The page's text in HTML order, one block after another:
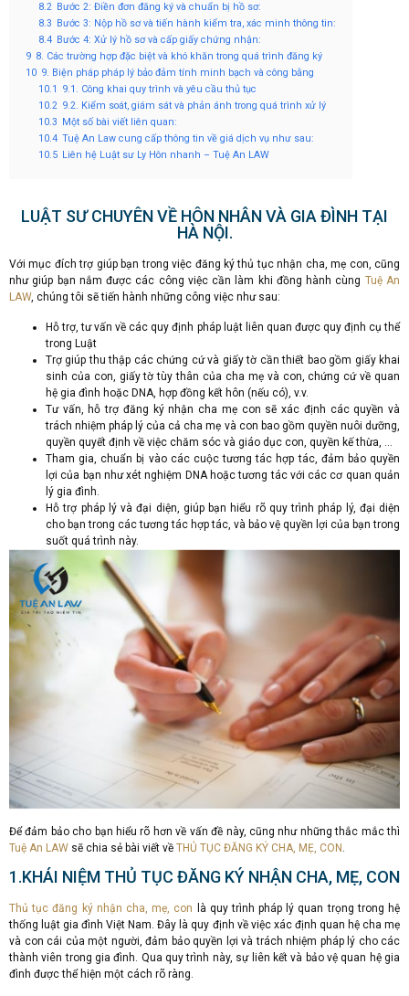
8.2 Bước 2: Điền đơn đăng ký và chuẩn bị hồ sơ:
8.3
Bước 3: Nộp hồ sơ và tiến hành kiểm tra, xác minh thông tin:
8.4 Bước 4: Xử lý hồ sơ và cấp giấy chứng nhận:
9 8. Các trường hợp đặc biệt và khó khăn trong quá trình đăng ký
10 9. Biện pháp pháp lý bảo đảm tính minh bạch và công bằng
10.1
9.1. Công khai quy trình và yêu cầu thủ tục
10.2 9.2. Kiểm soát, giám sát và phản ánh trong quá trình xử lý
10.3
Một số bài viết liên quan:
10.4 Tuệ An Law cung cấp thông tin về giá dịch vụ như sau:
10.5 Liên hệ Luật sư Ly Hôn nhanh – Tuệ An LAW
LUẬT SƯ CHUYÊN VỀ HÔN NHÂN VÀ GIA ĐÌNH TẠI
HÀ NỘI.
Với mục đích trợ giúp bạn trong việc đăng ký thủ tục nhận cha, mẹ con, cũng
như giúp bạn nắm được các công việc cần làm khi đồng hành cùng Tuệ An
LAW, chúng tôi sẽ tiến hành những công việc như sau:
Hỗ trợ, tư vấn về các quy định pháp luật liên quan được quy định cụ thể
trong Luật
Trợ giúp thu thập các chứng cứ và giấy tờ cần thiết bao gồm giấy khai
sinh của con, giấy tờ tùy thân của cha mẹ và con, chứng cứ về quan
hệ gia đình hoặc DNA, hợp đồng kết hôn (nếu có), v.v.
Tư vấn, hỗ trợ đăng ký nhận cha mẹ con sẽ xác định các quyền và
trách nhiệm pháp lý của cả cha mẹ và con bao gồm quyền nuôi dưỡng,
quyền quyết định về việc chăm sóc và giáo dục con, quyền kế thừa, …
Tham gia, chuẩn bị vào các cuộc tương tác hợp tác, đảm bảo quyền
lợi của bạn như xét nghiệm DNA hoặc tương tác với các cơ quan quản
lý gia đình.
Hỗ trợ pháp lý và đại diện, giúp bạn hiểu rõ quy trình pháp lý, đại diện
cho bạn trong các tương tác hợp tác, và bảo vệ quyền lợi của bạn trong
suốt quá trình này.
Để đảm bảo cho bạn hiểu rõ hơn về vấn đề này, cũng như những thắc mắc thì
Tuệ An LAW sẽ chia sẻ bài viết về THỦ TỤC ĐĂNG KÝ CHA, MẸ, CON.
1.KHÁI NIỆM THỦ TỤC ĐĂNG KÝ NHẬN CHA, MẸ, CON
Thủ tục đăng ký nhận cha, mẹ, con là quy trình pháp lý quan trọng trong hệ
thống luật gia đình Việt Nam. Đây là quy định về việc xác định quan hệ cha mẹ
và con cái của một người, đảm bảo quyền lợi và trách nhiệm pháp lý cho các
thành viên trong gia đình. Qua quy trình này, sự liên kết và bảo vệ quan hệ gia
đình được thể hiện một cách rõ ràng.